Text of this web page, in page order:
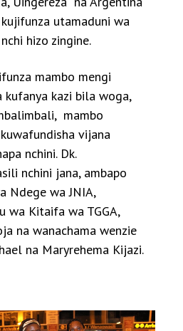
utamaduni wa
hizo zingine.
mambo mengi
kufanya kazi bila woga,
mambo
vijana
nchini. Dk.
nchini jana, ambapo
Ndege wa JNIA,
wa Kitaifa wa TGGA,
na wanachama wenzie
na Maryrehema Kijazi.